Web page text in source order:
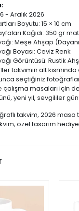
- Aralık 2026
Boyutu: 15 × 10 cm
Kağıdı: 350 gr
Meşe Ahşap
Boyası: Ceviz Renk
Görüntüsü: Rustik
takvimin alt kısmında
seçtiğiniz
çalışma masaları için
yeni yıl, sevgililer
takvim, 2026
özel tasarım hediye